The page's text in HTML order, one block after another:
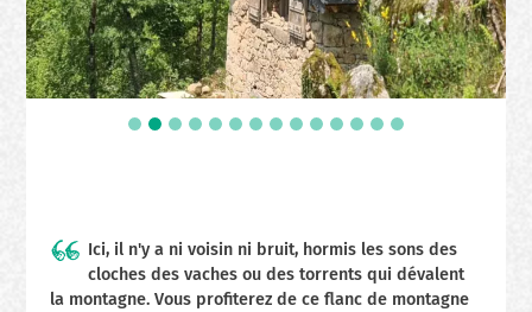
Ici, il n'y a ni voisin ni bruit, hormis les sons des
cloches des vaches ou des torrents qui dévalent
la montagne. Vous profiterez de ce flanc de montagne